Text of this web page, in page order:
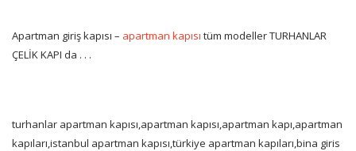
Apartman giriş kapısı – apartman kapısı tüm modeller TURHANLAR
ÇELİK KAPI da . . .
turhanlar apartman kapısı,apartman kapısı,apartman kapı,apartman
kapıları,istanbul apartman kapısı,türkiye apartman kapıları,bina giris